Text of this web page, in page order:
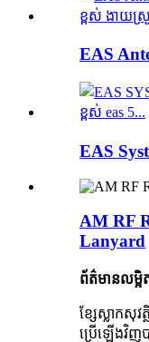
EAS
EAS
AM RF
Lanyard
ព័ត៌មានលម្
ខ្សែស្លាកសុវ
ប្រើឡើងវិញ